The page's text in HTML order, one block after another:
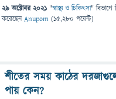
29 অক্টোবর 2021 "স্বাস্থ্য ও চিকিৎসা" বিভাগে
করেছেনAnupom (15,280 পয়েন্ট)
শীতের সময় কাঠের
পায় কেন?